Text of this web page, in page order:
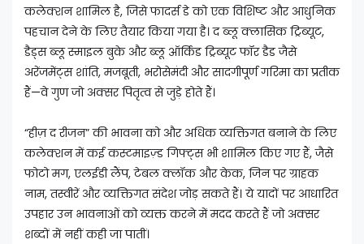
कलेक्शन शामिल है, जिसे फादर्स डे को एक विशिष्ट और आधुनिक
पहचान देने के लिए तैयार किया गया है। द ब्लू क्लासिक ट्रिब्यूट,
डैड्स ब्लू स्माइल बुके और ब्लू ऑर्किड ट्रिब्यूट फॉर डैड जैसे
अरेंजमेंट्स शांति, मजबूती, भरोसेमंदी और सादगीपूर्ण गरिमा का प्रतीक
हैं—वे गुण जो अक्सर पितृत्व से जुड़े होते हैं।
“हीज़ द रीजन” की भावना को और अधिक व्यक्तिगत बनाने के लिए
कलेक्शन में कई कस्टमाइज़्ड गिफ्ट्स भी शामिल किए गए हैं, जैसे
फोटो मग, एलईडी लैंप, टेबल क्लॉक और केक, जिन पर ग्राहक
नाम, तस्वीरें और व्यक्तिगत संदेश जोड़ सकते हैं। ये यादों पर आधारित
उपहार उन भावनाओं को व्यक्त करने में मदद करते हैं जो अक्सर
शब्दों में नहीं कही जा पातीं।